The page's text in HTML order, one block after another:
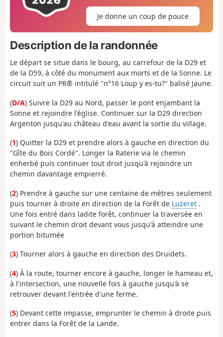
Je donne un coup de pouce
Description de la randonnée
Le départ se situe dans le bourg, au carrefour de la D29 et
de la D59, à côté du monument aux morts et de la Sonne. Le
circuit suit un PR® intitulé "n°16 Loup y es-tu?" balisé Jaune.
(D/A) Suivre la D29 au Nord, passer le pont enjambant la
Sonne et rejoindre l'église. Continuer sur la D29 direction
Argenton jusqu'au château d'eau avant la sortie du village.
(1) Quitter la D29 et prendre alors à gauche en direction du
"Gîte du Bois Cordé". Longer la Raterie via le chemin
enherbé puis continuer tout droit jusqu'à rejoindre un
chemin davantage empierré.
(2) Prendre à gauche sur une centaine de mètres seulement
puis tourner à droite en direction de la Forêt de Luzeret .
Une fois entré dans ladite forêt, continuer la traversée en
suivant le chemin droit devant vous jusqu'à atteindre une
portion bitumée
(3) Tourner alors à gauche en direction des Druidets.
(4) À la route, tourner encore à gauche, longer le hameau et,
à l'intersection, une nouvelle fois à gauche jusqu'à se
retrouver devant l'entrée d'une ferme.
(5) Devant cette impasse, emprunter le chemin à droite puis
entrer dans la Forêt de la Lande.